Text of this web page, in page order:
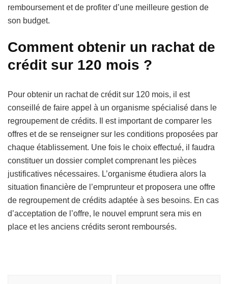
remboursement et de profiter d’une meilleure gestion de
son budget.
Comment obtenir un rachat de
crédit sur 120 mois ?
Pour obtenir un rachat de crédit sur 120 mois, il est
conseillé de faire appel à un organisme spécialisé dans le
regroupement de crédits. Il est important de comparer les
offres et de se renseigner sur les conditions proposées par
chaque établissement. Une fois le choix effectué, il faudra
constituer un dossier complet comprenant les pièces
justificatives nécessaires. L’organisme étudiera alors la
situation financière de l’emprunteur et proposera une offre
de regroupement de crédits adaptée à ses besoins. En cas
d’acceptation de l’offre, le nouvel emprunt sera mis en
place et les anciens crédits seront remboursés.